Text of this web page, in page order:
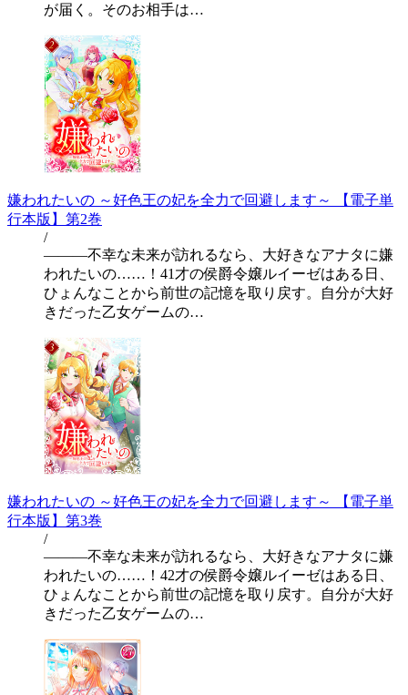
が届く。そのお相手は…
嫌われたいの ～好色王の妃を全力で回避します～ 【電子単
行本版】第2巻
/
―――不幸な未来が訪れるなら、大好きなアナタに嫌
われたいの……！41才の侯爵令嬢ルイーゼはある日、
ひょんなことから前世の記憶を取り戻す。自分が大好
きだった乙女ゲームの…
嫌われたいの ～好色王の妃を全力で回避します～ 【電子単
行本版】第3巻
/
―――不幸な未来が訪れるなら、大好きなアナタに嫌
われたいの……！42才の侯爵令嬢ルイーゼはある日、
ひょんなことから前世の記憶を取り戻す。自分が大好
きだった乙女ゲームの…